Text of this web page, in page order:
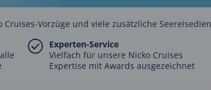
Cruises-Vorzüge und viele zusätzliche
Experten-Service
Vielfach für unsere Nicko Cruises
Expertise mit Awards ausgezeichnet